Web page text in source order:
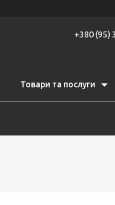
+380 (95)
Товари та послуги